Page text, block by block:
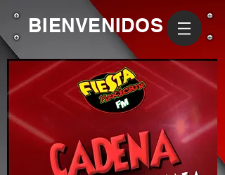
BIENVENIDOS